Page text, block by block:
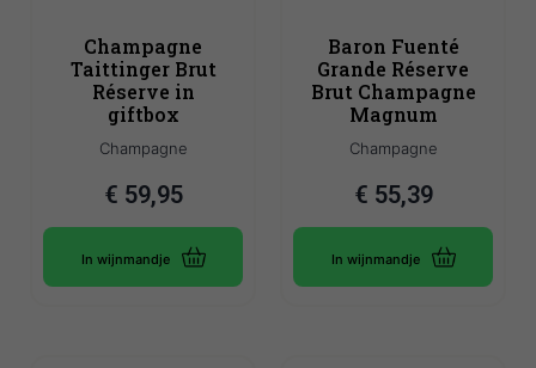
Champagne
Taittinger Brut
Réserve in
giftbox
Champagne
€ 59,95
In wijnmandje
Baron Fuenté
Grande Réserve
Brut Champagne
Magnum
Champagne
€ 55,39
In wijnmandje